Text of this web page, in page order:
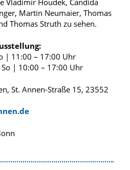
Vladimír Houdek, Candida
Martin Neumaier, Thomas
Thomas Struth zu sehen.
| 11:00 – 17:00 Uhr
| 10:00 – 17:00 Uhr
St. Annen-Straße 15, 23552